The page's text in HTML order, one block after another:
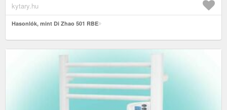
kytary.hu
Hasonlók, mint Di Zhao 501 RBE